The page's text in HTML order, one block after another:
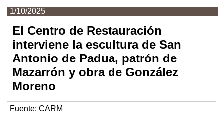
1/10/2025
El Centro de Restauración
interviene la escultura de San
Antonio de Padua, patrón de
Mazarrón y obra de González
Moreno
Fuente: CARM